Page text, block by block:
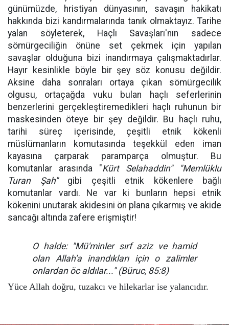
günümüzde, hristiyan dünyasının, savaşın hakikatı
hakkında bizi kandırmalarında tanık olmaktayız. Tarihe
yalan söyleterek, Haçlı Savaşları'nın sadece
sömürgeciliğin önüne set çekmek için yapılan
savaşlar olduğuna bizi inandırmaya çalışmaktadırlar.
Hayır kesinlikle böyle bir şey söz konusu değildir.
Aksine daha sonraları ortaya çıkan sömürgecilik
olgusu, ortaçağda vuku bulan haçlı seferlerinin
benzerlerini gerçekleştiremedikleri haçlı ruhunun bir
maskesinden öteye bir şey değildir. Bu haçlı ruhu,
tarihi süreç içerisinde, çeşitli etnik kökenli
müslümanların komutasında teşekkül eden iman
kayasına çarparak paramparça olmuştur. Bu
komutanlar arasında "Kürt Selahaddin" "Memlüklu
Turan Şah"gibi çeşitli etnik kökenlere bağlı
komutanlar vardı. Ne var ki bunların hepsi etnik
kökenini unutarak akidesini ön plana çıkarmış ve akide
sancağı altında zafere erişmiştir!
O halde: "Mü'minler sırf aziz ve hamid
olan Allah'a inandıkları için o zalimler
onlardan öc aldılar..." (Büruc, 85:8)
Yüce Allah doğru, tuzakcı ve hilekarlar ise yalancıdır.